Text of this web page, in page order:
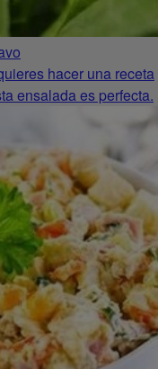
hacer una receta
ensalada es perfecta.